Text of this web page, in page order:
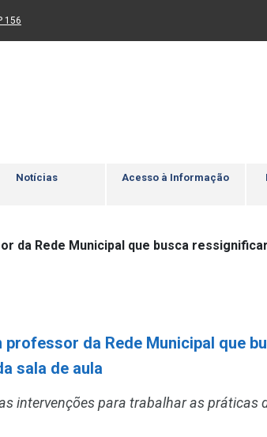
Ir para rodapé
para um novo sítio)
156
Notícias Acesso à Informação
da Rede Municipal que busca
da Rede Municipal que
sala de aula
intervenções para trabalhar as práticas